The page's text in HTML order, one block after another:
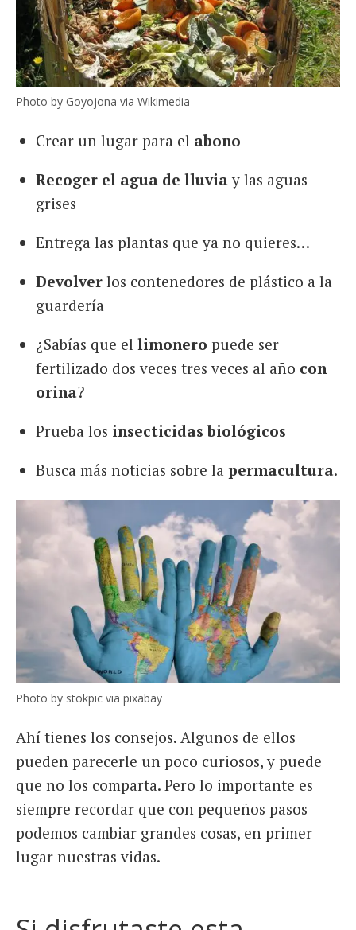
Photo by Goyojona via Wikimedia
Crear un lugar para el abono
Recoger el agua de lluvia y las aguas
grises
Entrega las plantas que ya no quieres…
Devolver los contenedores de plástico a la
guardería
¿Sabías que el limonero puede ser
fertilizado dos veces tres veces al año con
orina?
Prueba los insecticidas biológicos
Busca más noticias sobre la permacultura.
Photo by stokpic via pixabay
Ahí tienes los consejos. Algunos de ellos
pueden parecerle un poco curiosos, y puede
que no los comparta. Pero lo importante es
siempre recordar que con pequeños pasos
podemos cambiar grandes cosas, en primer
lugar nuestras vidas.